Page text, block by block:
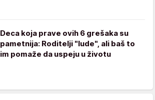
Deca koja prave ovih 6 grešaka su
pametnija: Roditelji "lude", ali baš to
im pomaže da uspeju u životu